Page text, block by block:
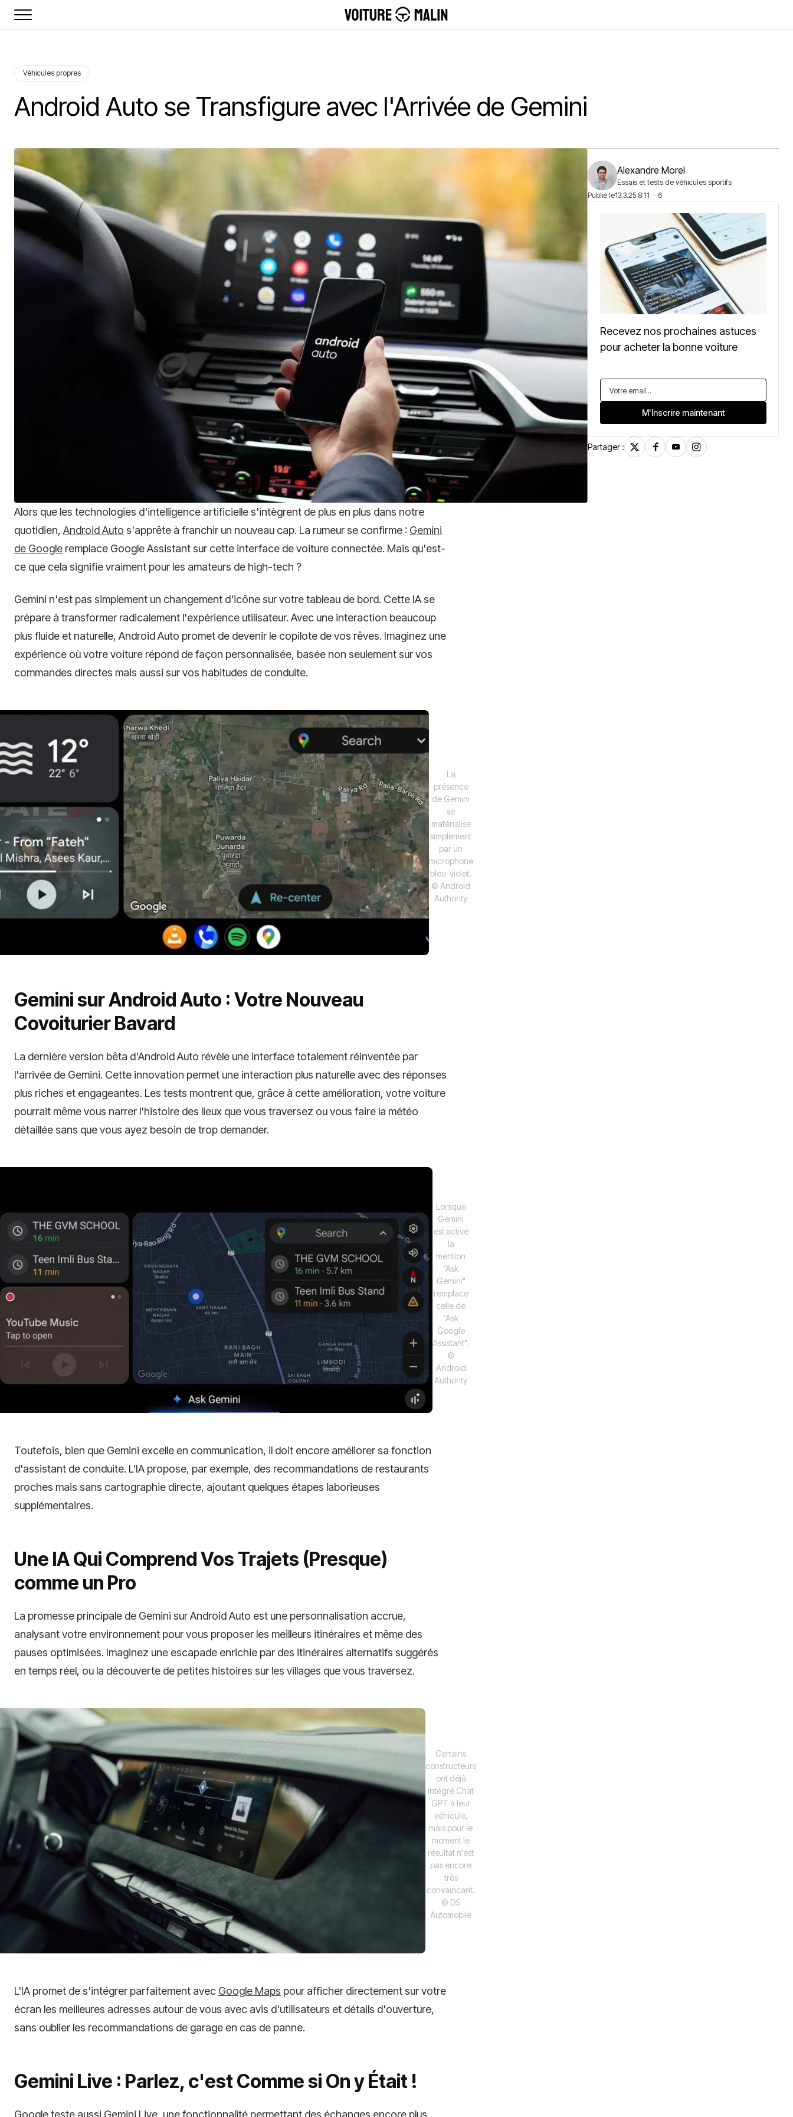
Véhicules propres
Android Auto se Transfigure avec l'Arrivée de Gemini
Alors que les technologies d'intelligence artificielle s'intègrent de plus en plus dans notre
quotidien, Android Auto s'apprête à franchir un nouveau cap. La rumeur se confirme : Gemini
de Google remplace Google Assistant sur cette interface de voiture connectée. Mais qu'est-
ce que cela signifie vraiment pour les amateurs de high-tech ?
Gemini n'est pas simplement un changement d'icône sur votre tableau de bord. Cette IA se
prépare à transformer radicalement l'expérience utilisateur. Avec une interaction beaucoup
plus fluide et naturelle, Android Auto promet de devenir le copilote de vos rêves. Imaginez une
expérience où votre voiture répond de façon personnalisée, basée non seulement sur vos
commandes directes mais aussi sur vos habitudes de conduite.
La
présence
de Gemini
se
matérialise
simplement
par un
microphone
bleu-violet.
© Android
Authority
Gemini sur Android Auto : Votre Nouveau
Covoiturier Bavard
La dernière version bêta d'Android Auto révèle une interface totalement réinventée par
l'arrivée de Gemini. Cette innovation permet une interaction plus naturelle avec des réponses
plus riches et engageantes. Les tests montrent que, grâce à cette amélioration, votre voiture
pourrait même vous narrer l'histoire des lieux que vous traversez ou vous faire la météo
détaillée sans que vous ayez besoin de trop demander.
Lorsque
Gemini
est activé
la
mention
"Ask
Gemini"
remplace
celle de
"Ask
Google
Assistant".
©
Android
Authority
Toutefois, bien que Gemini excelle en communication, il doit encore améliorer sa fonction
d'assistant de conduite. L’IA propose, par exemple, des recommandations de restaurants
proches mais sans cartographie directe, ajoutant quelques étapes laborieuses
supplémentaires.
Une IA Qui Comprend Vos Trajets (Presque)
comme un Pro
La promesse principale de Gemini sur Android Auto est une personnalisation accrue,
analysant votre environnement pour vous proposer les meilleurs itinéraires et même des
pauses optimisées. Imaginez une escapade enrichie par des itinéraires alternatifs suggérés
en temps réel, ou la découverte de petites histoires sur les villages que vous traversez.
Certains
constructeurs
ont déjà
intégré Chat
GPT à leur
véhicule,
mais pour le
moment le
résultat n'est
pas encore
très
convaincant.
© DS
Automobile
L'IA promet de s'intégrer parfaitement avec Google Maps pour afficher directement sur votre
écran les meilleures adresses autour de vous avec avis d'utilisateurs et détails d'ouverture,
sans oublier les recommandations de garage en cas de panne.
Gemini Live : Parlez, c'est Comme si On y Était !
Google teste aussi Gemini Live, une fonctionnalité permettant des échanges encore plus
Alexandre Morel
Essais et tests de véhicules sportifs
Publié le13.3.25 8:11 6
Recevez nos prochaines astuces
pour acheter la bonne voiture
Partager :